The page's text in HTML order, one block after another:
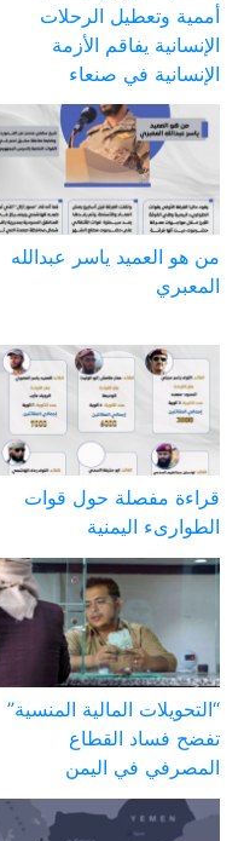
أممية وتعطيل الرحلات
الإنسانية يفاقم الأزمة
الإنسانية في صنعاء
من هو العميد ياسر عبدالله
المعبري
قراءة مفصلة حول قوات
الطوارىء اليمنية
“التحويلات المالية المنسية”
تفضح فساد القطاع
المصرفي في اليمن